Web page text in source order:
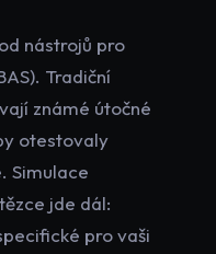
nástrojů pro
Tradiční
známé útočné
otestovaly
Simulace
jde dál:
pro vaši